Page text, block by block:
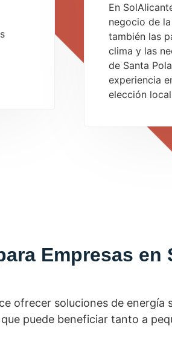
En
negocio de
también las
clima y las
de Santa
experiencia
elección
Empresas
ofrecer soluciones de
puede beneficiar tanto a